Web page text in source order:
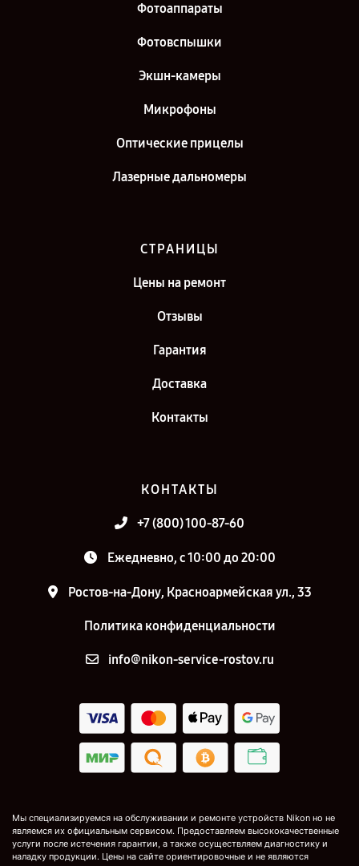
Фотоаппараты
Фотовспышки
Экшн-камеры
Микрофоны
Оптические прицелы
Лазерные дальномеры
СТРАНИЦЫ
Цены на ремонт
Отзывы
Гарантия
Доставка
Контакты
КОНТАКТЫ
+7 (800) 100-87-60
Ежедневно, с 10:00 до 20:00
Ростов-на-Дону, Красноармейская ул., 33
Политика конфиденциальности
info@nikon-service-rostov.ru
Мы специализируемся на обслуживании и ремонте устройств Nikon но не
являемся их официальным сервисом. Предоставляем высококачественные
услуги после истечения гарантии, а также осуществляем диагностику и
наладку продукции. Цены на сайте ориентировочные и не являются